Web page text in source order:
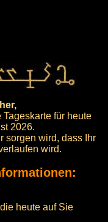
für heute
2026.
sorgen wird, dass Ihr
wird.
heute auf Sie